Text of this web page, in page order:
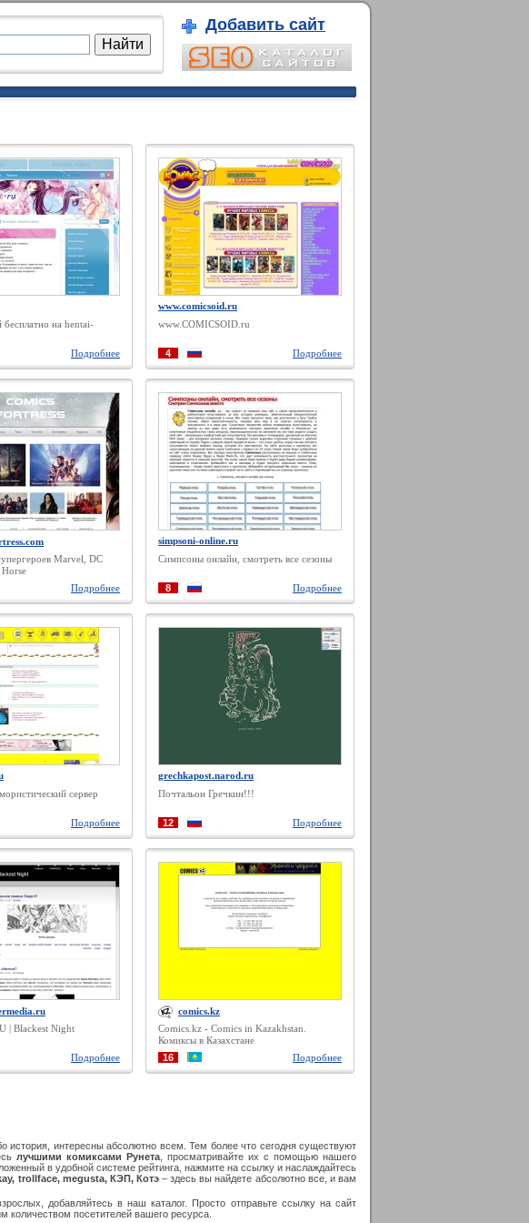
Добавить сайт
бесплатно на hentai-
Подробнее
www.comicsoid.ru
www.COMICSOID.ru
4 Подробнее
Marvel, DC
Подробнее
simpsoni-online.ru
Симпсоны онлайн, смотреть все сезоны
8 Подробнее
сервер
Подробнее
grechkapost.narod.ru
Почтальон Гречкин!!!
12 Подробнее
| Blackest Night
Подробнее
comics.kz
Comics.kz - Comics in Kazakhstan.
Комиксы в Казахстане
16
Подробнее
история, интересны абсолютно всем. Тем более что сегодня существуют
лучшими комиксами Рунета , просматривайте их с помощью нашего
в удобной системе рейтинга, нажмите на ссылку и наслаждайтесь
trollface, megusta, КЭП, Котэ– здесь вы найдете абсолютно все, и вам
добавляйтесь в наш каталог. Просто отправьте ссылку на сайт
посетителей вашего ресурса.